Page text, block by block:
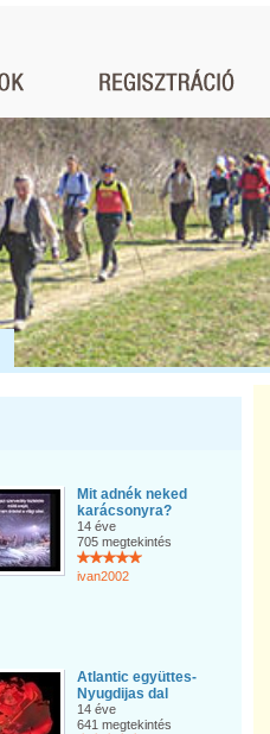
Mit adnék neked
karácsonyra?
14 éve
705 megtekintés
ivan2002
Atlantic együttes-
Nyugdijas dal
14 éve
641 megtekintés